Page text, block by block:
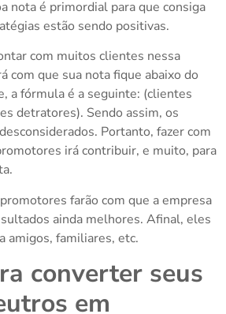
nota é primordial para que consiga
estão sendo positivas.
com muitos clientes nessa
com que sua nota fique abaixo do
a fórmula é a seguinte: (clientes
detratores). Sendo assim, os
Portanto, fazer com
irá contribuir, e muito, para
farão com que a empresa
ainda melhores. Afinal, eles
amigos, familiares, etc.
converter seus
em